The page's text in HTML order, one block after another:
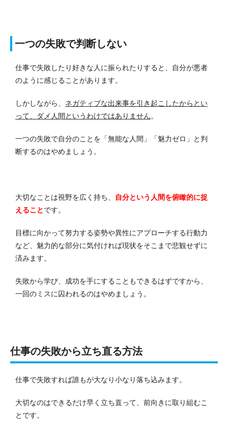
一つの失敗で判断しない
仕事で失敗したり好きな人に振られたりすると、自分が悪者
のように感じることがあります。
しかしながら、 ネガティブな出来事を引き起こしたからとい
って、ダメ人間というわけではありません。
一つの失敗で自分のことを「無能な人間」「魅力ゼロ」と判
断するのはやめましょう。
大切なことは視野を広く持ち、
自分という人間を俯瞰的に捉
えることです。
目標に向かって努力する姿勢や異性にアプローチする行動力
など、魅力的な部分に気付ければ現状をそこまで悲観せずに
済みます。
失敗から学び、成功を手にすることもできるはずですから、
一回のミスに囚われるのはやめましょう。
仕事の失敗から立ち直る方法
仕事で失敗すれば誰もが大なり小なり落ち込みます。
大切なのはできるだけ早く立ち直って、前向きに取り組むこ
とです。